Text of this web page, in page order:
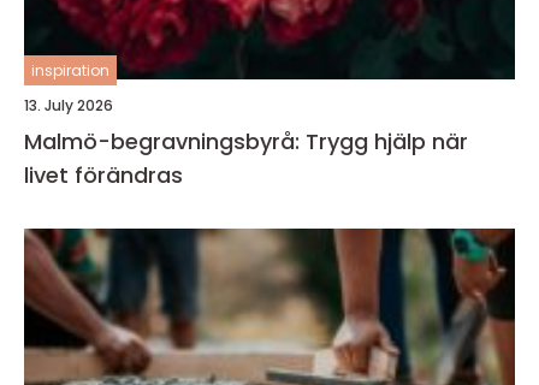
inspiration
13. July 2026
Malmö-begravningsbyrå: Trygg hjälp när
livet förändras